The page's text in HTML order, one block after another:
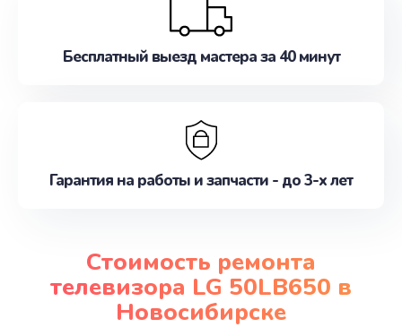
Бесплатный выезд мастера за 40 минут
Гарантия на работы и запчасти - до 3-х лет
Стоимость ремонта
телевизора LG 50LB650 в
Новосибирске